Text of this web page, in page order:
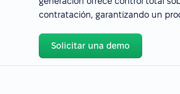
contratación, garantizando un
Solicitar una demo